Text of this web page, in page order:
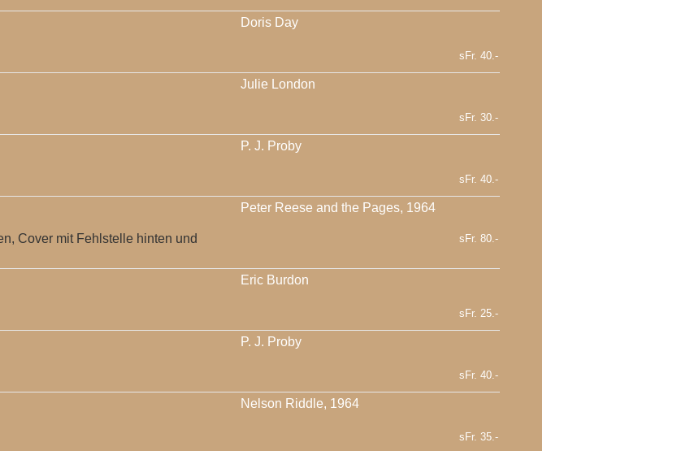
Doris Day
sFr. 40.-
Julie London
sFr. 30.-
P. J. Proby
sFr. 40.-
Peter Reese and the Pages, 1964
Cover mit Fehlstelle hinten und
sFr. 80.-
Eric Burdon
sFr. 25.-
P. J. Proby
sFr. 40.-
Nelson Riddle, 1964
sFr. 35.-